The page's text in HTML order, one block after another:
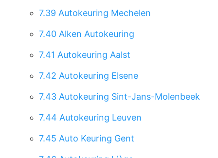
7.39 Autokeuring Mechelen
7.40 Alken Autokeuring
7.41 Autokeuring Aalst
7.42 Autokeuring Elsene
7.43 Autokeuring Sint-Jans-Molenbeek
7.44 Autokeuring Leuven
7.45 Auto Keuring Gent